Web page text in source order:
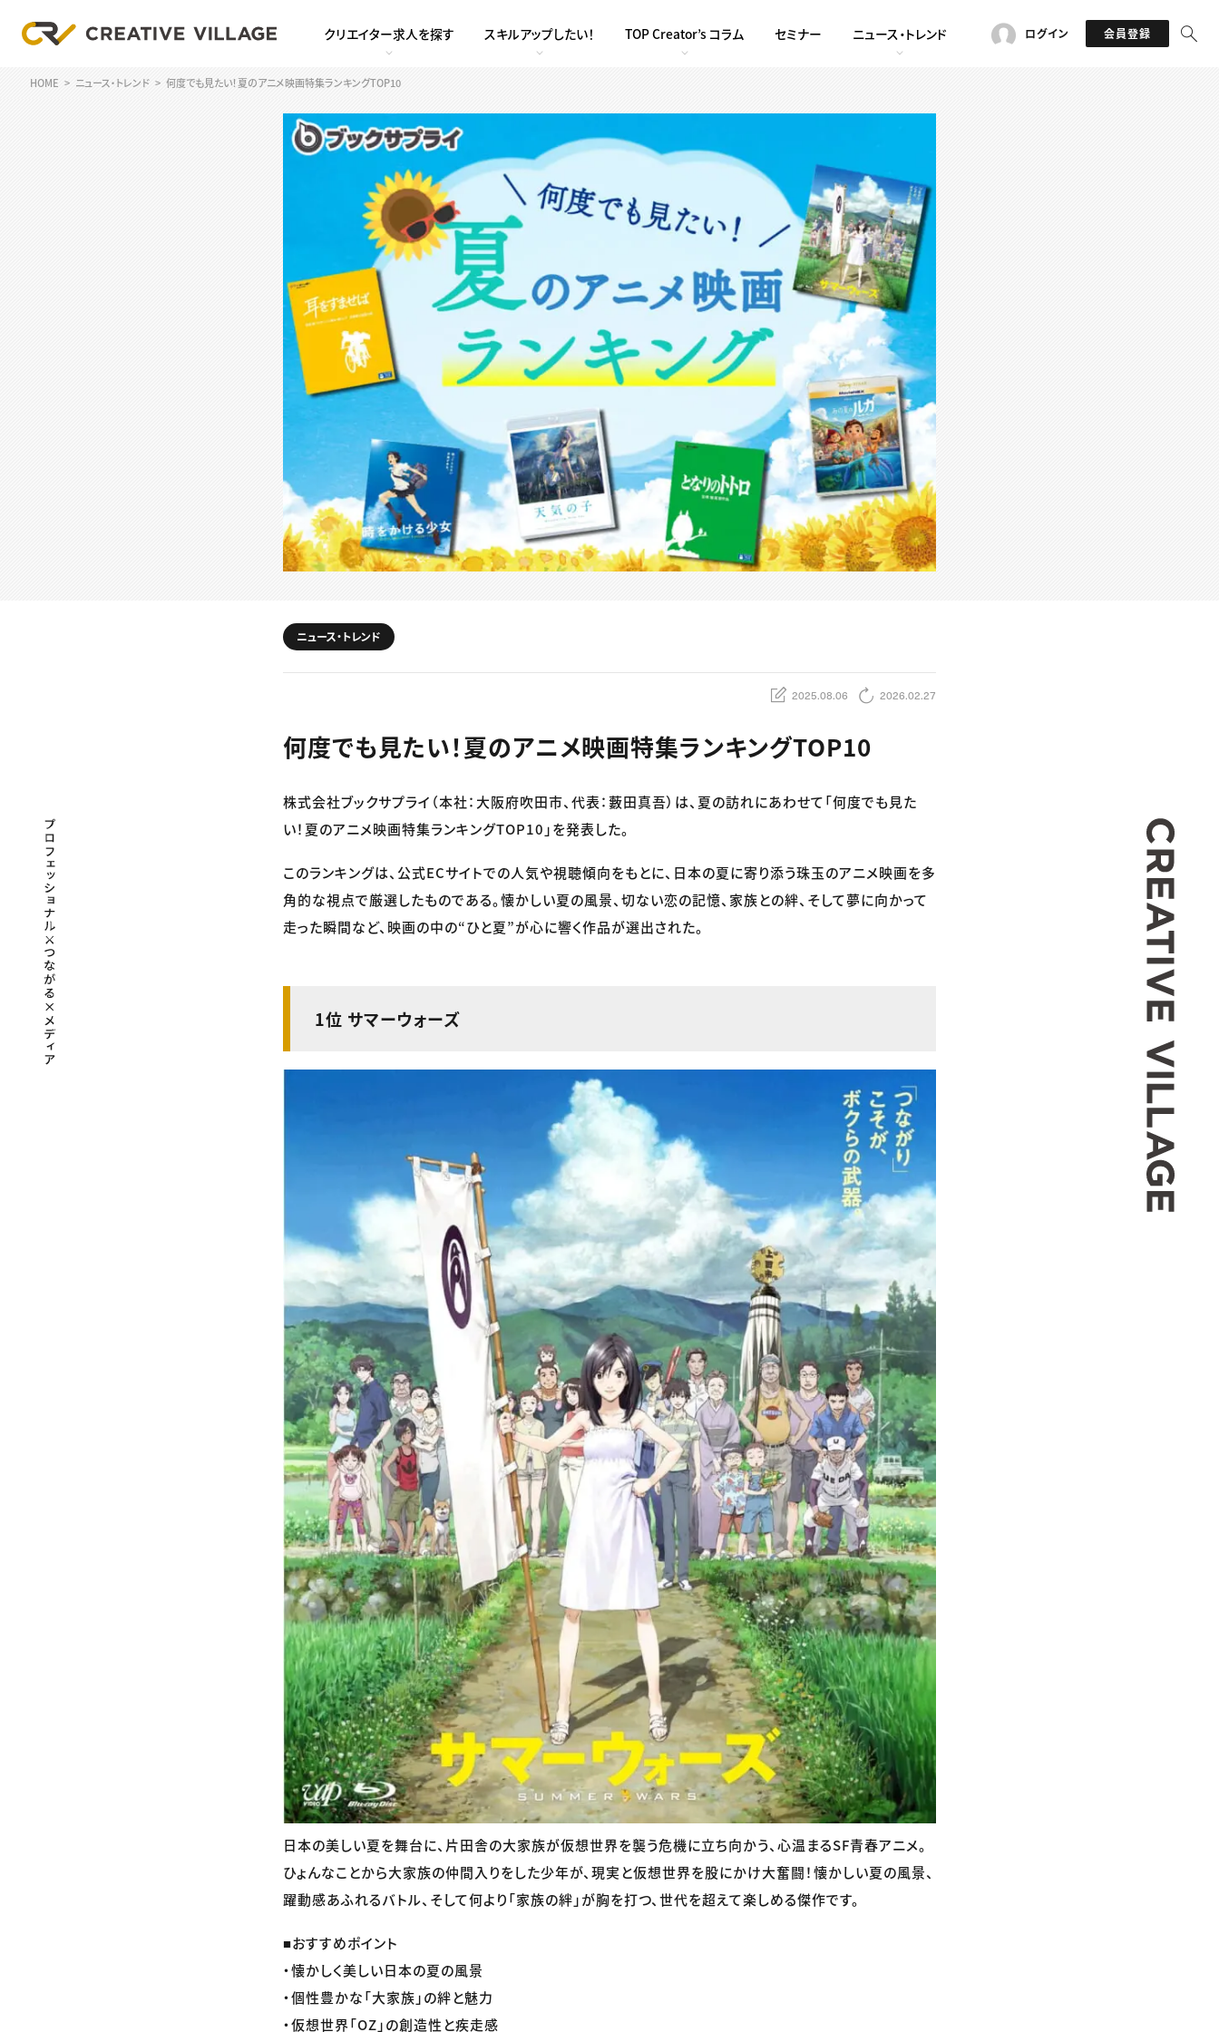
クリエイター求人を探す スキルアップしたい！ TOP Creator’s コラム セミナー ニュース・トレンド ログイン 会員登録
HOME ニュース・トレンド 何度でも見たい！夏のアニメ映画特集ランキングTOP10
プロフェッショナル×つながる×メディア
ニュース・トレンド
2025.08.06 2026.02.27
何度でも見たい！夏のアニメ映画特集ランキングTOP10
株式会社ブックサプライ（本社：大阪府吹田市、代表：藪田真吾）は、夏の訪れにあわせて「何度でも見た
い！夏のアニメ映画特集ランキングTOP10」を発表した。
このランキングは、公式ECサイトでの人気や視聴傾向をもとに、日本の夏に寄り添う珠玉のアニメ映画を多
角的な視点で厳選したものである。懐かしい夏の風景、切ない恋の記憶、家族との絆、そして夢に向かって
走った瞬間など、映画の中の“ひと夏”が心に響く作品が選出された。
1位 サマーウォーズ
日本の美しい夏を舞台に、片田舎の大家族が仮想世界を襲う危機に立ち向かう、心温まるSF青春アニメ。
ひょんなことから大家族の仲間入りをした少年が、現実と仮想世界を股にかけ大奮闘！懐かしい夏の風景、
躍動感あふれるバトル、そして何より「家族の絆」が胸を打つ、世代を超えて楽しめる傑作です。
■おすすめポイント
・懐かしく美しい日本の夏の風景
・個性豊かな「大家族」の絆と魅力
・仮想世界「OZ」の創造性と疾走感